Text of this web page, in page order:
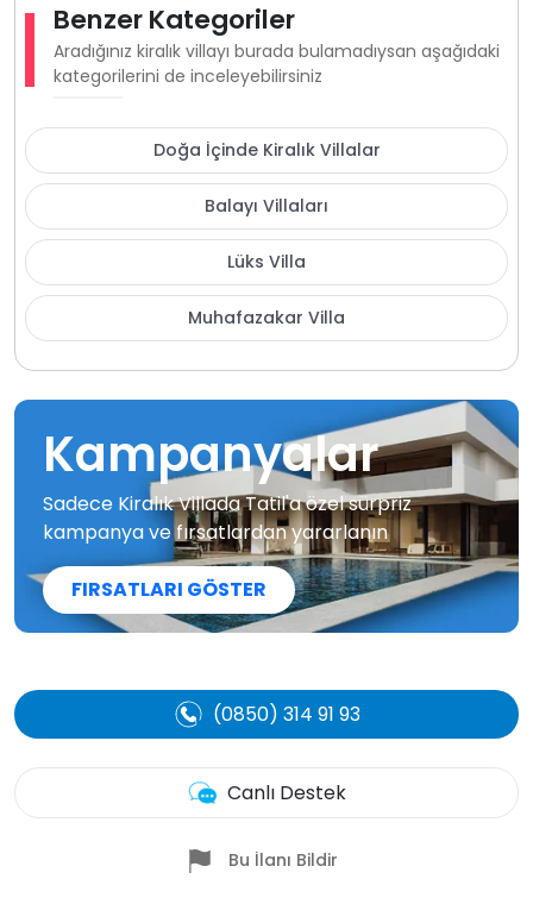
Benzer Kategoriler
Aradığınız kiralık villayı burada bulamadıysan aşağıdaki
kategorilerini de inceleyebilirsiniz
Doğa İçinde Kiralık Villalar
Balayı Villaları
Lüks Villa
Muhafazakar Villa
Kampanyalar
Sadece Kiralık Villada Tatil'a özel sürpriz
kampanya ve fırsatlardan yararlanın
FIRSATLARI GÖSTER
(0850) 314 91 93
Canlı Destek
Bu İlanı Bildir